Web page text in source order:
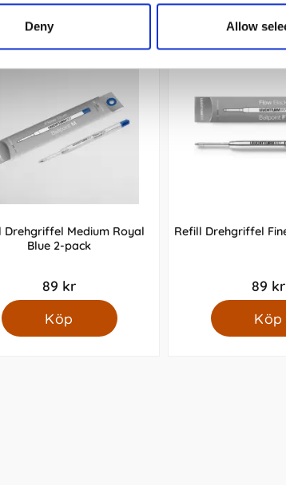
Deny Allow
Drehgriffel Medium Royal
Blue 2-pack
89 kr
Köp
Refill Drehgriffel
89 kr
Köp